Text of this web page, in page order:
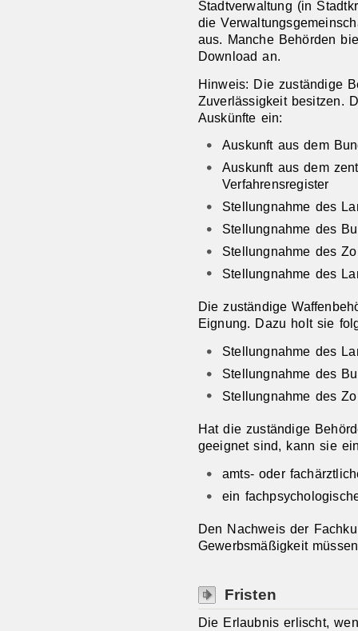
Stadtverwaltung (in
die
aus. Manche Behörden
Download an.
Hinweis: Die zuständige
Zuverlässigkeit besitzen.
Auskünfte ein:
Auskunft aus dem
Auskunft aus dem
Verfahrensregister
Stellungnahme des
Stellungnahme des
Stellungnahme des
Stellungnahme des
Die zuständige
Eignung. Dazu holt sie
Stellungnahme des
Stellungnahme des
Stellungnahme des
Hat die zuständige
geeignet sind, kann sie
amts- oder
ein
Den Nachweis der
Gewerbsmäßigkeit
Fristen
Die Erlaubnis erlischt,